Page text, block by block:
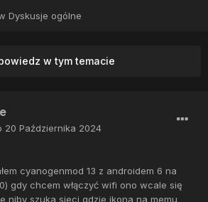
Dyskusje ogólne
w tym temacie
20 Października 2024
cyanogenmod 13 z androidem 6 na
gdy chcem włączyć wifi ono wcale się
niby szuka sieci gdzie ikona na memu